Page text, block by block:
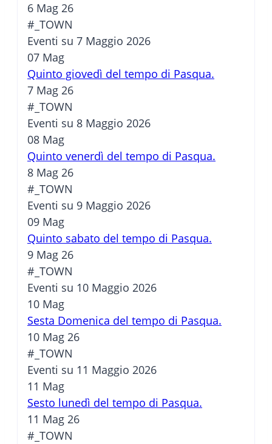
6 Mag 26
#_TOWN
Eventi su 7 Maggio 2026
07 Mag
Quinto giovedì del tempo di Pasqua.
7 Mag 26
#_TOWN
Eventi su 8 Maggio 2026
08 Mag
Quinto venerdì del tempo di Pasqua.
8 Mag 26
#_TOWN
Eventi su 9 Maggio 2026
09 Mag
Quinto sabato del tempo di Pasqua.
9 Mag 26
#_TOWN
Eventi su 10 Maggio 2026
10 Mag
Sesta Domenica del tempo di Pasqua.
10 Mag 26
#_TOWN
Eventi su 11 Maggio 2026
11 Mag
Sesto lunedì del tempo di Pasqua.
11 Mag 26
#_TOWN